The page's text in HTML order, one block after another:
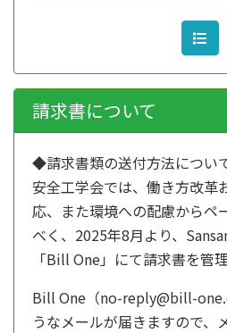
請求書について
◆請求書類の送付方法につい
安全工学会では、働き方改革
応、また環境への配慮からペ
べく、 2025年8月より、
「Bill One」にて請求書を管
Bill One（no-reply@bill-
うなメールが届きますので、